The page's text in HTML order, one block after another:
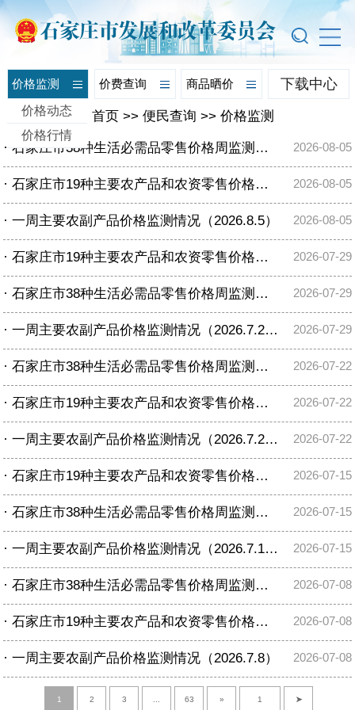
价格监测
价格动态
价格行情
价费查询 商品晒价 下载中心
您的位置：首页 >>便民查询 >>价格监测
· 石家庄市38种生活必需品零售价格周监测表（2026.8.5） 2026-08-05
· 石家庄市19种主要农产品和农资零售价格周监测表（2026.8.5） 2026-08-05
· 一周主要农副产品价格监测情况（2026.8.5） 2026-08-05
· 石家庄市19种主要农产品和农资零售价格周监测表（2026.7.29） 2026-07-29
· 石家庄市38种生活必需品零售价格周监测表（2026.7.29） 2026-07-29
· 一周主要农副产品价格监测情况（2026.7.29） 2026-07-29
· 石家庄市38种生活必需品零售价格周监测表（2026.7.22） 2026-07-22
· 石家庄市19种主要农产品和农资零售价格周监测表（2026.7.22） 2026-07-22
· 一周主要农副产品价格监测情况（2026.7.22） 2026-07-22
· 石家庄市19种主要农产品和农资零售价格周监测表（2026.7.15） 2026-07-15
· 石家庄市38种生活必需品零售价格周监测表（2026.7.15） 2026-07-15
· 一周主要农副产品价格监测情况（2026.7.15） 2026-07-15
· 石家庄市38种生活必需品零售价格周监测表（2026.7.8） 2026-07-08
· 石家庄市19种主要农产品和农资零售价格周监测表（2026.7.8） 2026-07-08
· 一周主要农副产品价格监测情况（2026.7.8） 2026-07-08
1 2 3 ... 63 » ➤